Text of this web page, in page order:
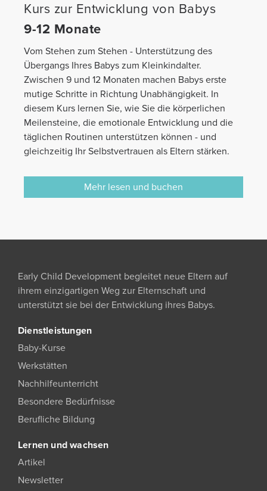
Kurs zur Entwicklung von Babys
9-12 Monate
Vom Stehen zum Stehen - Unterstützung des
Übergangs Ihres Babys zum Kleinkindalter.
Zwischen 9 und 12 Monaten machen Babys erste
mutige Schritte in Richtung Unabhängigkeit. In
diesem Kurs lernen Sie, wie Sie die körperlichen
Meilensteine, die emotionale Entwicklung und die
täglichen Routinen unterstützen können - und
gleichzeitig Ihr Selbstvertrauen als Eltern stärken.
Mehr lesen und buchen
Early Child Development begleitet neue Eltern auf
ihrem einzigartigen Weg zur Elternschaft und
unterstützt sie bei der Entwicklung ihres Babys.
Dienstleistungen
Baby-Kurse
Werkstätten
Nachhilfeunterricht
Besondere Bedürfnisse
Berufliche Bildung
Lernen und wachsen
Artikel
Newsletter